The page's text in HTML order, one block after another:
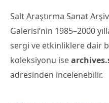
Salt Araştırma Sanat
Galerisi’nin 1985–2000
sergi ve etkinliklere dair
koleksiyonu ise
adresinden incelenebilir.